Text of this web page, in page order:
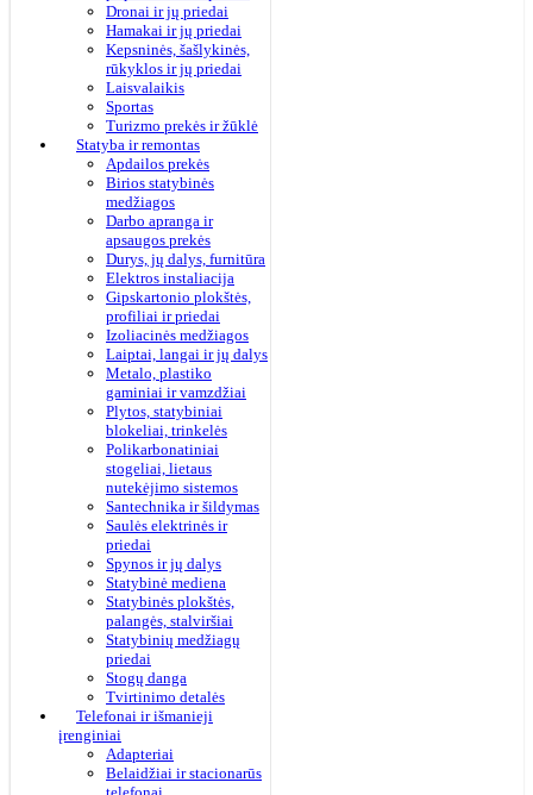
Dronai ir jų priedai
Hamakai ir jų priedai
Kepsninės, šašlykinės,
rūkyklos ir jų priedai
Laisvalaikis
Sportas
Turizmo prekės ir žūklė
Statyba ir remontas
Apdailos prekės
Birios statybinės
medžiagos
Darbo apranga ir
apsaugos prekės
Durys, jų dalys, furnitūra
Elektros instaliacija
Gipskartonio plokštės,
profiliai ir priedai
Izoliacinės medžiagos
Laiptai, langai ir jų dalys
Metalo, plastiko
gaminiai ir vamzdžiai
Plytos, statybiniai
blokeliai, trinkelės
Polikarbonatiniai
stogeliai, lietaus
nutekėjimo sistemos
Santechnika ir šildymas
Saulės elektrinės ir
priedai
Spynos ir jų dalys
Statybinė mediena
Statybinės plokštės,
palangės, stalviršiai
Statybinių medžiagų
priedai
Stogų danga
Tvirtinimo detalės
Telefonai ir išmanieji
įrenginiai
Adapteriai
Belaidžiai ir stacionarūs